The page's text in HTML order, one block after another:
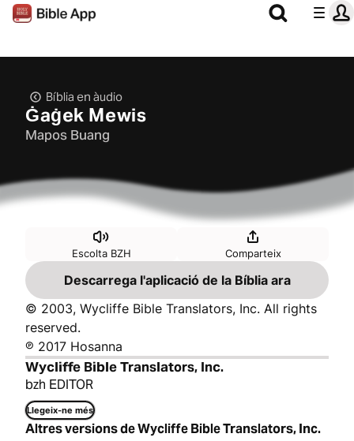
Bíblia en àudio
Ġaġek Mewis
Mapos Buang
Escolta BZH Comparteix
Descarrega l'aplicació de la Bíblia ara
© 2003, Wycliffe Bible Translators, Inc. All rights
reserved.
℗ 2017 Hosanna
Wycliffe Bible Translators, Inc.
bzh EDITOR
Llegeix-ne més
Altres versions de Wycliffe Bible Translators, Inc.